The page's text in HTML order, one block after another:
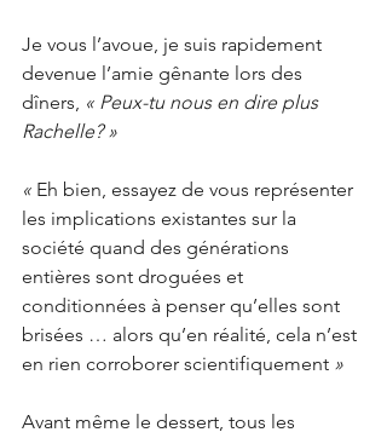
Je vous l’avoue, je suis rapidement
devenue l’amie gênante lors des
dîners, « Peux-tu nous en dire plus
Rachelle? »
« Eh bien, essayez de vous représenter
les implications existantes sur la
société quand des générations
entières sont droguées et
conditionnées à penser qu’elles sont
brisées … alors qu’en réalité, cela n’est
en rien corroborer scientifiquement »
Avant même le dessert, tous les